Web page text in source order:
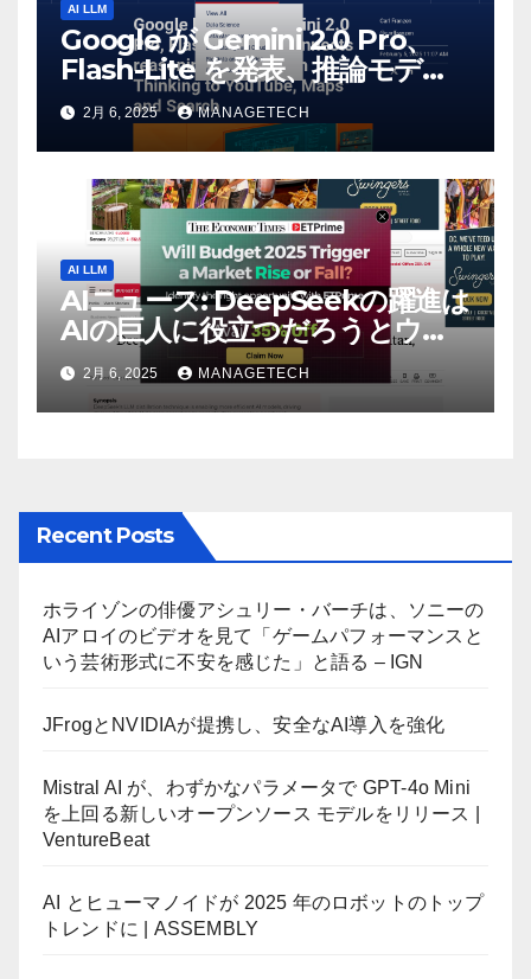
AI LLM
Google が Gemini 2.0 Pro、
Flash-Lite を発表、推論モデル
Flash Thinking を YouTube、
マップ、検索に接続 |
VentureBeat
2月 6, 2025 MANAGETECH
AI LLM
AIニュース: DeepSeekの躍進は
AIの巨人に役立つだろうとウォ
ール街のアナリストが語る –
The Economic Times
2月 6, 2025 MANAGETECH
Recent Posts
ホライゾンの俳優アシュリー・バーチは、ソニーの
AIアロイのビデオを見て「ゲームパフォーマンスと
いう芸術形式に不安を感じた」と語る – IGN
JFrogとNVIDIAが提携し、安全なAI導入を強化
Mistral AI が、わずかなパラメータで GPT-4o Mini
を上回る新しいオープンソース モデルをリリース |
VentureBeat
AI とヒューマノイドが 2025 年のロボットのトップ
トレンドに | ASSEMBLY